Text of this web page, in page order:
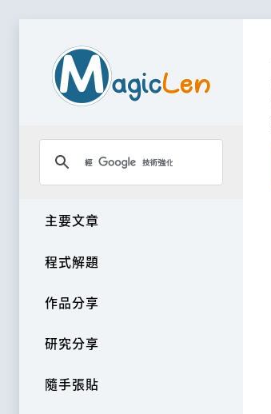
主要文章
程式解題
作品分享
研究分享
隨手張貼